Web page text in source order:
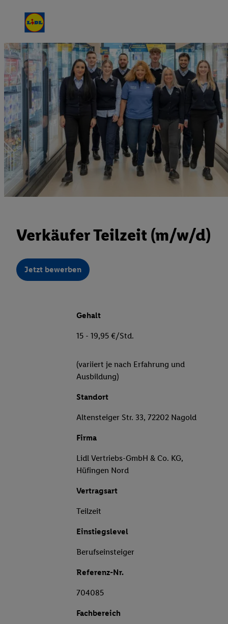
Verkäufer Teilzeit (m/w/d)
Jetzt bewerben
Gehalt
15 - 19,95 €/Std.
(variiert je nach Erfahrung und
Ausbildung)
Standort
Altensteiger Str. 33, 72202 Nagold
Firma
Lidl Vertriebs-GmbH & Co. KG,
Hüfingen Nord
Vertragsart
Teilzeit
Einstiegslevel
Berufseinsteiger
Referenz-Nr.
704085
Fachbereich